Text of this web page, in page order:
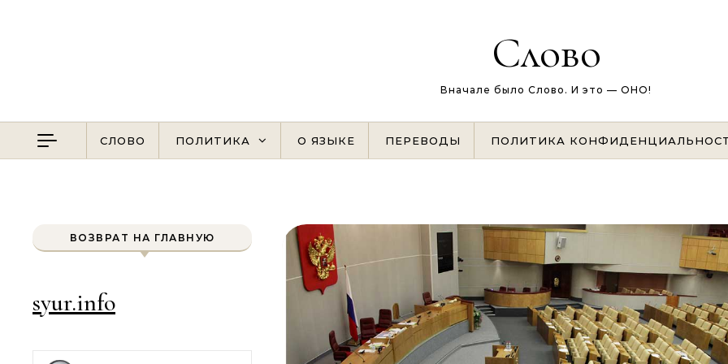
Слово
Вначале было Слово. И это — ОНО!
СЛОВО ПОЛИТИКА О ЯЗЫКЕ ПЕРЕВОДЫ ПОЛИТИКА
ВОЗВРАТ НА ГЛАВНУЮ
syur.info